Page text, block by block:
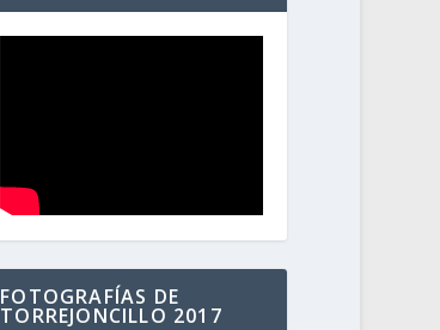
FOTOGRAFÍAS DE
TORREJONCILLO 2017